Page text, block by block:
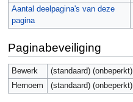
Aantal deelpagina's van deze
pagina
Paginabeveiliging
Bewerk
(standaard) (onbeperkt)
Hernoem
(standaard) (onbeperkt)